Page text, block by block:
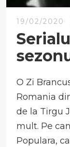
19/02/2020
O Zi
Romania
de la Tirgu
mult. Pe
Populara,